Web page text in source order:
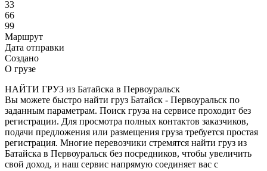
33
66
99
Маршрут
Дата отправки
Создано
О грузе
НАЙТИ ГРУЗ из Батайска в Первоуральск
Вы можете быстро найти груз Батайск - Первоуральск по
заданным параметрам. Поиск груза на сервисе проходит без
регистрации. Для просмотра полных контактов заказчиков,
подачи предложения или размещения груза требуется простая
регистрация. Многие перевозчики стремятся найти груз из
Батайска в Первоуральск без посредников, чтобы увеличить
свой доход, и наш сервис напрямую соединяет вас с